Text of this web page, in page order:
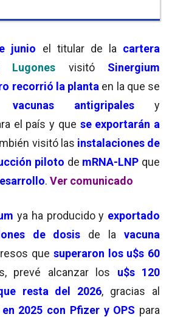
junio el titular de la cartera
Lugones visitó Sinergium
recorrió la planta en la que se
vacunas antigripales y
el país y que se exportarán a
visitó las instalaciones de
piloto de mRNA-LNP que
. Ver comunicado
ya ha producido y exportado
de dosis
de la vacuna
que superaron los u$s 60
prevé alcanzar los u$s 120
resta del 2026, gracias al
2025 con Pfizer y OPS para